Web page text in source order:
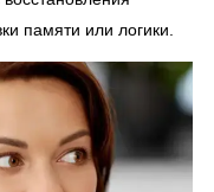
памяти или логики.